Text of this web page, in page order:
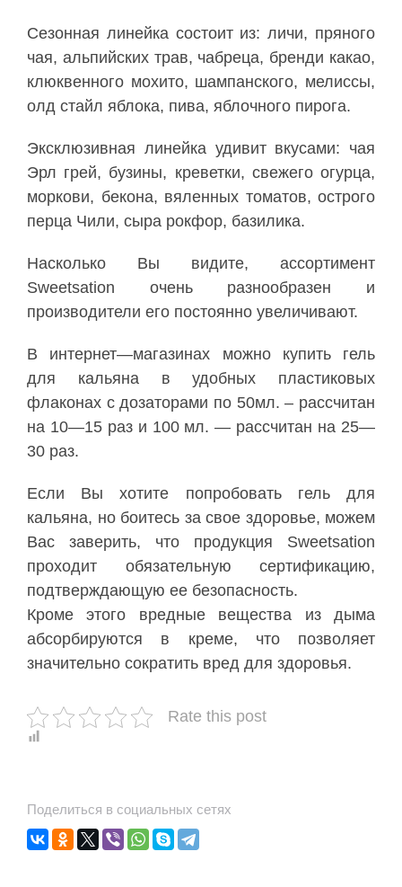
Сезонная линейка состоит из:личи, пряного
чая, альпийских трав, чабреца, бренди какао,
клюквенного мохито, шампанского, мелиссы,
олд стайл яблока, пива, яблочного пирога.
Эксклюзивная линейка удивит вкусами: чая
Эрл грей, бузины, креветки, свежего огурца,
моркови, бекона, вяленных томатов, острого
перца Чили, сыра рокфор, базилика.
Насколько Вы видите, ассортимент
Sweetsation
очень разнообразен
и
производители его постоянно увеличивают.
В интернет—магазинах можно купить
гель
для
кальяна в удобных
пластиковых
флаконах с дозаторами по 50мл. – рассчитан
на 10—15 раз и 100 мл. — рассчитан на 25—
30 раз.
Если Вы хотите попробовать гель
для
кальяна, но боитесь за свое здоровье, можем
Вас
заверить, что продукция
Sweetsation
проходит
обязательную сертификацию,
подтверждающую ее безопасность.
Кроме
этого вредные вещества из
дыма
абсорбируются
в креме, что
позволяет
значительно сократить вред для здоровья.
Rate this post
Поделиться в социальных сетях